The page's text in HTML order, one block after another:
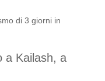
di 3 giorni in
a Kailash, a